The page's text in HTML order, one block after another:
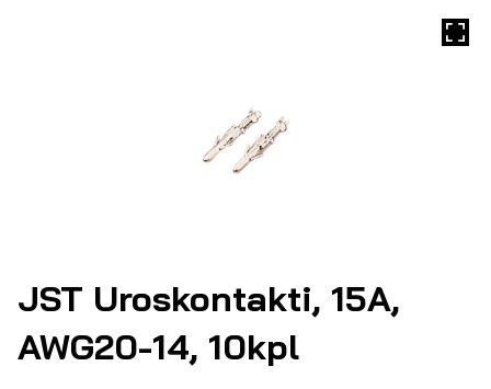
JST Uroskontakti, 15A,
AWG20-14, 10kpl